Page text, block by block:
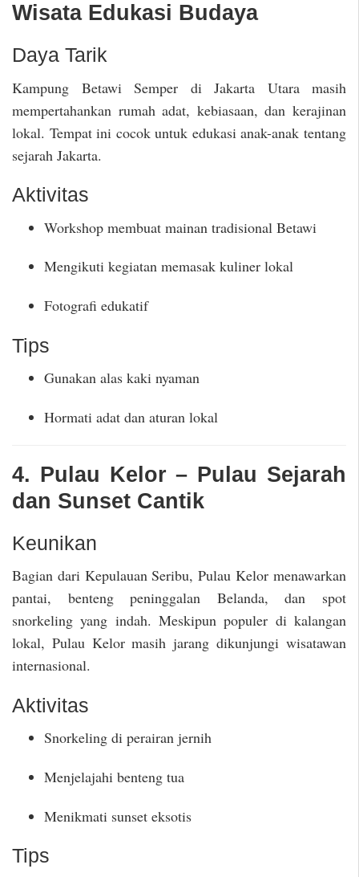
Wisata Edukasi Budaya
Daya Tarik
Kampung Betawi Semper di Jakarta Utara masih
mempertahankan rumah adat, kebiasaan, dan kerajinan
lokal. Tempat ini cocok untuk edukasi anak-anak tentang
sejarah Jakarta.
Aktivitas
Workshop membuat mainan tradisional Betawi
Mengikuti kegiatan memasak kuliner lokal
Fotografi edukatif
Tips
Gunakan alas kaki nyaman
Hormati adat dan aturan lokal
4. Pulau Kelor – Pulau Sejarah
dan Sunset Cantik
Keunikan
Bagian dari Kepulauan Seribu, Pulau Kelor menawarkan
pantai, benteng peninggalan Belanda, dan spot
snorkeling yang indah. Meskipun populer di kalangan
lokal, Pulau Kelor masih jarang dikunjungi wisatawan
internasional.
Aktivitas
Snorkeling di perairan jernih
Menjelajahi benteng tua
Menikmati sunset eksotis
Tips